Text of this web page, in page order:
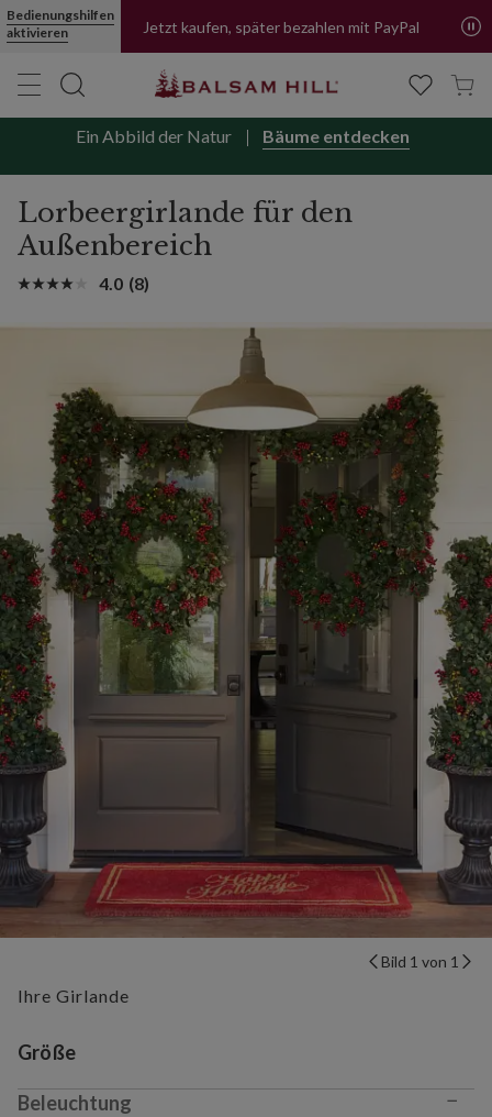
Bedienungshilfen
aktivieren
Jetzt kaufen, später bezahlen mit PayPal
Ein Abbild der Natur Bäume entdecken
Lorbeergirlande für den
Außenbereich
4.0 (8)
Bild 1 von 1
Ihre Girlande
Variant selection
Größe
Beleuchtung −